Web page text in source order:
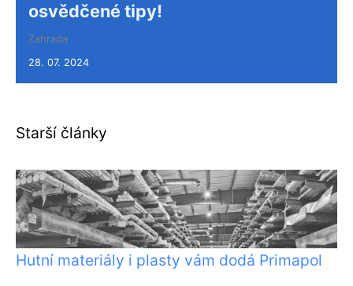
osvědčené tipy!
Zahrada
28. 07. 2024
Starší články
Hutní materiály i plasty vám dodá Primapol